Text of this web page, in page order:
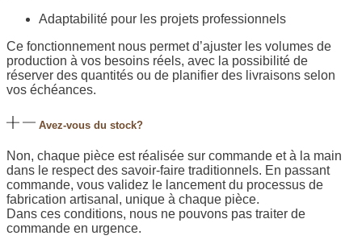
Adaptabilité pour les projets professionnels
Ce fonctionnement nous permet d’ajuster les volumes de
production à vos besoins réels, avec la possibilité de
réserver des quantités ou de planifier des livraisons selon
vos échéances.
Avez-vous du stock?
Non, chaque pièce est réalisée sur commande et à la main
dans le respect des savoir-faire traditionnels. En passant
commande, vous validez le lancement du processus de
fabrication artisanal, unique à chaque pièce.
Dans ces conditions, nous ne pouvons pas traiter de
commande en urgence.